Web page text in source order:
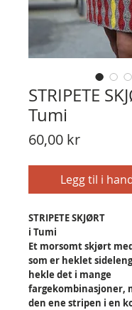
STRIPETE
Tumi
60,00 krPris
Legg til i
STRIPETE SKJØRT
i Tumi
Et morsomt skjørt
som er heklet
hekle det i mange
fargekombinasjoner,
den ene stripen i en